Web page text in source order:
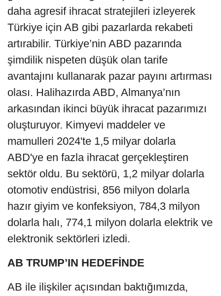
daha agresif ihracat stratejileri izleyerek
Türkiye için AB gibi pazarlarda rekabeti
artırabilir. Türkiye’nin ABD pazarında
şimdilik nispeten düşük olan tarife
avantajını kullanarak pazar payını artırması
olası. Halihazırda ABD, Almanya’nın
arkasından ikinci büyük ihracat pazarımızı
oluşturuyor. Kimyevi maddeler ve
mamulleri 2024'te 1,5 milyar dolarla
ABD'ye en fazla ihracat gerçekleştiren
sektör oldu. Bu sektörü, 1,2 milyar dolarla
otomotiv endüstrisi, 856 milyon dolarla
hazır giyim ve konfeksiyon, 784,3 milyon
dolarla halı, 774,1 milyon dolarla elektrik ve
elektronik sektörleri izledi.
AB TRUMP’IN HEDEFİNDE
AB ile ilişkiler açısından baktığımızda,